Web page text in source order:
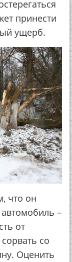
принести
ущерб.
что он
–
от
со
Оценить